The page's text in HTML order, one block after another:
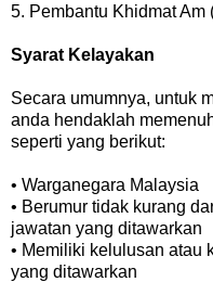
5. Pembantu Khidmat Am
Syarat Kelayakan
Secara umumnya, untuk
anda hendaklah
seperti yang berikut:
• Warganegara Malaysia
• Berumur tidak kurang
jawatan yang ditawarkan
• Memiliki kelulusan atau
yang ditawarkan